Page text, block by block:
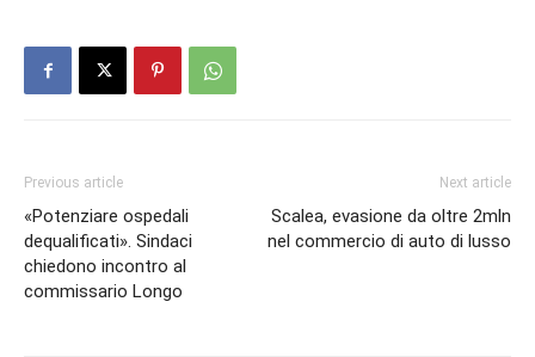
Previous article
«Potenziare ospedali
dequalificati». Sindaci
chiedono incontro al
commissario Longo
Next article
Scalea, evasione da oltre 2mln
nel commercio di auto di lusso